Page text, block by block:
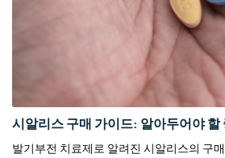
시알리스 구매 가이드: 알아두어야 할
발기부전 치료제로 알려진 시알리스의 구